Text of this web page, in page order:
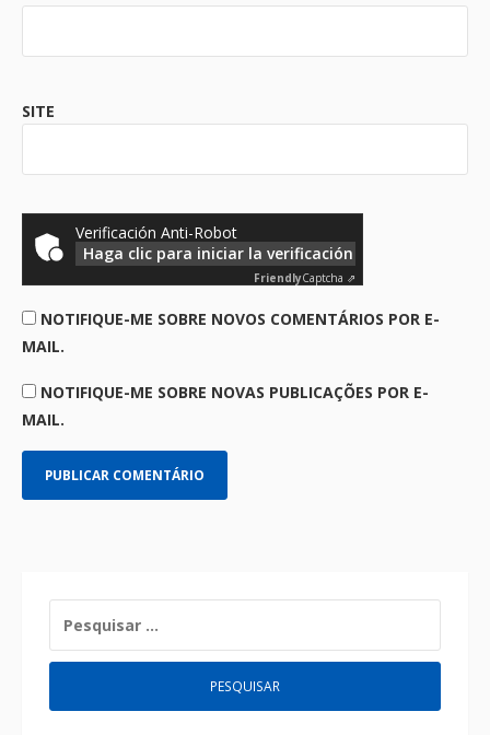
SITE
Verificación Anti-Robot
Haga clic para iniciar la verificación
FriendlyCaptcha ⇗
NOTIFIQUE-ME SOBRE NOVOS COMENTÁRIOS POR E-
MAIL.
NOTIFIQUE-ME SOBRE NOVAS PUBLICAÇÕES POR E-
MAIL.